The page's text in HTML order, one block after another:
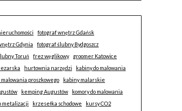
fotograf wnętrz Gdańsk
Gdynia
fotograf ślubny Bydgoszcz
Toruń
frez węglikowy
groomer Katowice
hurtownia narzędzi
kabiny do malowania
malowania proszkowego
kabiny malarskie
kemping Augustów
komory do malowania
metalizacji
krzesełka schodowe
kursy CO2